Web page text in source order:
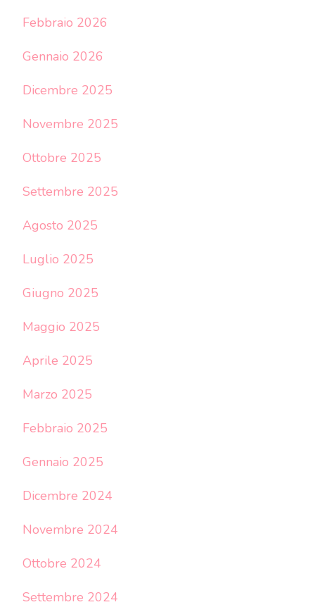
Febbraio 2026
Gennaio 2026
Dicembre 2025
Novembre 2025
Ottobre 2025
Settembre 2025
Agosto 2025
Luglio 2025
Giugno 2025
Maggio 2025
Aprile 2025
Marzo 2025
Febbraio 2025
Gennaio 2025
Dicembre 2024
Novembre 2024
Ottobre 2024
Settembre 2024